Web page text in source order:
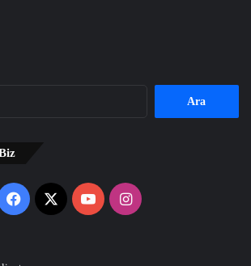
Facebook
X YouTubeInstagram